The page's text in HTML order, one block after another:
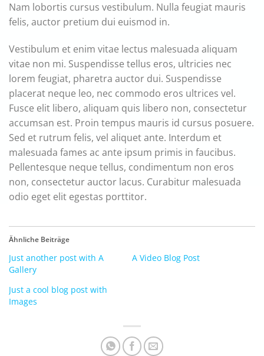
Nam lobortis cursus vestibulum. Nulla feugiat mauris
felis, auctor pretium dui euismod in.
Vestibulum et enim vitae lectus malesuada aliquam
vitae non mi. Suspendisse tellus eros, ultricies nec
lorem feugiat, pharetra auctor dui. Suspendisse
placerat neque leo, nec commodo eros ultrices vel.
Fusce elit libero, aliquam quis libero non, consectetur
accumsan est. Proin tempus mauris id cursus posuere.
Sed et rutrum felis, vel aliquet ante. Interdum et
malesuada fames ac ante ipsum primis in faucibus.
Pellentesque neque tellus, condimentum non eros
non, consectetur auctor lacus. Curabitur malesuada
odio eget elit egestas porttitor.
Ähnliche Beiträge
Just another post with A
Gallery
A Video Blog Post
Just a cool blog post with
Images